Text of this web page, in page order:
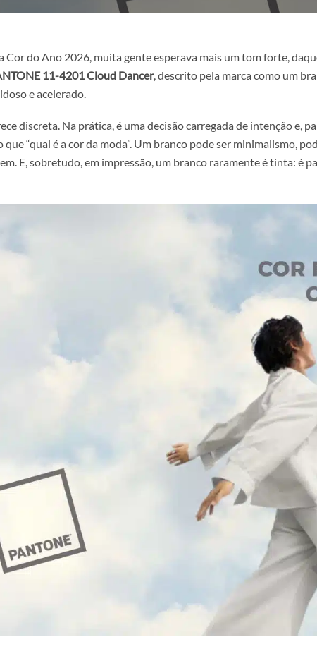
a Cor do Ano 2026, muita gente esperava mais um
PANTONE 11-4201 Cloud Dancer , descrito pela
ruidoso e acelerado.
parece discreta. Na prática, é uma decisão carregada de
E, sobretudo, em impressão, um branco